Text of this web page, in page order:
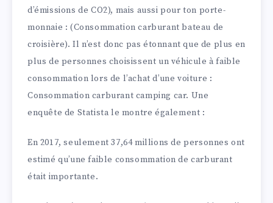
d’émissions de CO2), mais aussi pour ton porte-
monnaie : (Consommation carburant bateau de
croisière). Il n’est donc pas étonnant que de plus en
plus de personnes choisissent un véhicule à faible
consommation lors de l’achat d’une voiture :
Consommation carburant camping car. Une
enquête de Statista le montre également :
En 2017, seulement 37,64 millions de personnes ont
estimé qu’une faible consommation de carburant
était importante.